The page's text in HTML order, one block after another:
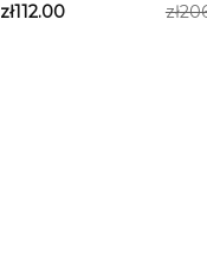
zł112.00
zł